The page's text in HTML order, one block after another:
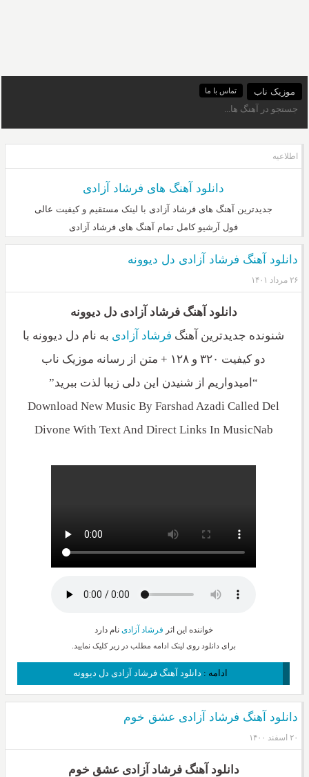
موزیک ناب تماس با ما
اطلاعیه
دانلود آهنگ های فرشاد آزادی
جدیدترین آهنگ های فرشاد آزادی با لینک مستقیم و کیفیت عالی
فول آرشیو کامل تمام آهنگ های فرشاد آزادی
دانلود آهنگ فرشاد آزادی دل دیوونه
۲۶ مرداد ۱۴۰۱
دانلود آهنگ فرشاد آزادی دل دیوونه
شنونده جدیدترین آهنگ فرشاد آزادی به نام دل دیوونه با
دو کیفیت ۳۲۰ و ۱۲۸ + متن از رسانه موزیک ناب
“امیدواریم از شنیدن این دلی زیبا لذت ببرید”
Download New Music By Farshad Azadi Called Del
Divone With Text And Direct Links In MusicNab
خواننده این اثر فرشاد آزادی نام دارد
برای دانلود روی لینک ادامه مطلب در زیر کلیک نمایید.
ادامه : دانلود آهنگ فرشاد آزادی دل دیوونه
دانلود آهنگ فرشاد آزادی عشق خوم
۲۰ اسفند ۱۴۰۰
دانلود آهنگ فرشاد آزادی عشق خوم